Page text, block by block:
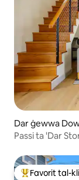
Dar ġewwa
Passi ta 'Dar
Favorit tal-